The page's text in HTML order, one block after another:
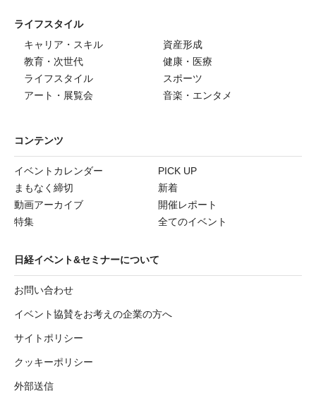
ライフスタイル
キャリア・スキル
資産形成
教育・次世代
健康・医療
ライフスタイル
スポーツ
アート・展覧会
音楽・エンタメ
コンテンツ
イベントカレンダー
PICK UP
まもなく締切
新着
動画アーカイブ
開催レポート
特集
全てのイベント
日経イベント&セミナーについて
お問い合わせ
イベント協賛をお考えの企業の方へ
サイトポリシー
クッキーポリシー
外部送信